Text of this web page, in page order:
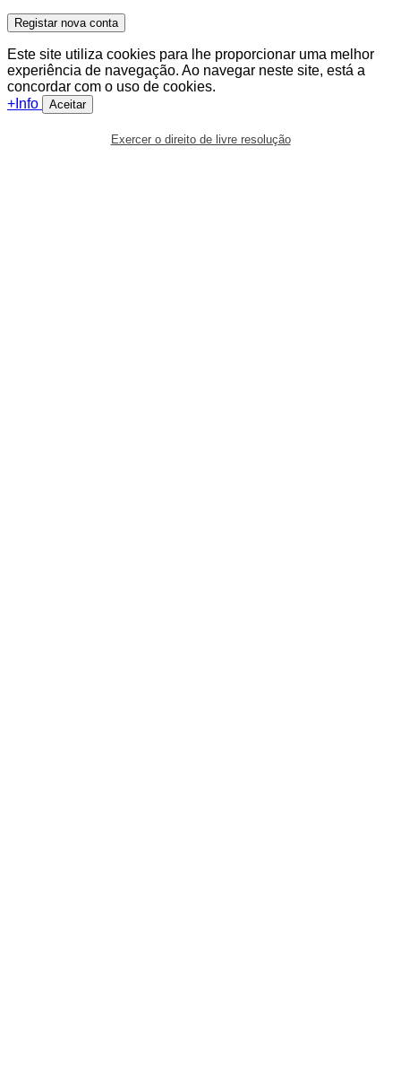
Registar nova conta
Este site utiliza cookies para lhe proporcionar uma melhor
experiência de navegação. Ao navegar neste site, está a
concordar com o uso de cookies.
+Info
Aceitar
Exercer o direito de livre resolução